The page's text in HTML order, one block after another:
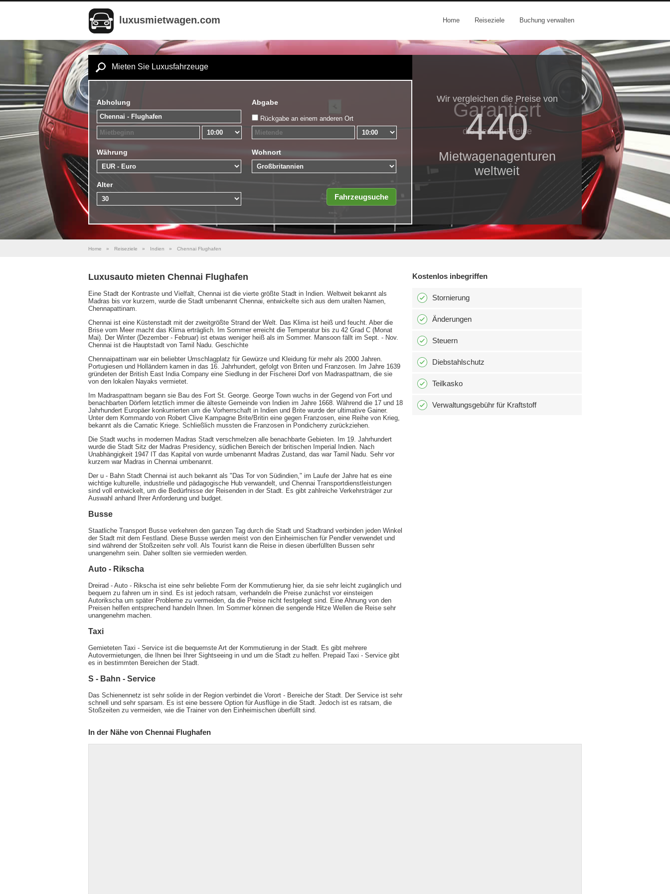
luxusmietwagen.com Home Reiseziele Buchung verwalten
Mieten Sie Luxusfahrzeuge
Abholung Abgabe
Rückgabe an einem anderen Ort
Währung Wohnort
Alter
Wir vergleichen die Preise von
440
Mietwagenagenturen
weltweit
Garantiert
die besten Preise
Home » Reiseziele » Indien » Chennai Flughafen
Luxusauto mieten Chennai Flughafen
Eine Stadt der Kontraste und Vielfalt, Chennai ist die vierte größte Stadt in Indien. Weltweit bekannt als
Madras bis vor kurzem, wurde die Stadt umbenannt Chennai, entwickelte sich aus dem uralten Namen,
Chennapattinam.
Chennai ist eine Küstenstadt mit der zweitgrößte Strand der Welt. Das Klima ist heiß und feucht. Aber die
Brise vom Meer macht das Klima erträglich. Im Sommer erreicht die Temperatur bis zu 42 Grad C (Monat
Mai). Der Winter (Dezember - Februar) ist etwas weniger heiß als im Sommer. Mansoon fällt im Sept. - Nov.
Chennai ist die Hauptstadt von Tamil Nadu. Geschichte
Chennaipattinam war ein beliebter Umschlagplatz für Gewürze und Kleidung für mehr als 2000 Jahren.
Portugiesen und Holländern kamen in das 16. Jahrhundert, gefolgt von Briten und Franzosen. Im Jahre 1639
gründeten der British East India Company eine Siedlung in der Fischerei Dorf von Madraspattnam, die sie
von den lokalen Nayaks vermietet.
Im Madraspattnam begann sie Bau des Fort St. George. George Town wuchs in der Gegend von Fort und
benachbarten Dörfern letztlich immer die älteste Gemeinde von Indien im Jahre 1668. Während die 17 und 18
Jahrhundert Europäer konkurrierten um die Vorherrschaft in Indien und Brite wurde der ultimative Gainer.
Unter dem Kommando von Robert Clive Kampagne Brite/Britin eine gegen Franzosen, eine Reihe von Krieg,
bekannt als die Carnatic Kriege. Schließlich mussten die Franzosen in Pondicherry zurückziehen.
Die Stadt wuchs in modernen Madras Stadt verschmelzen alle benachbarte Gebieten. Im 19. Jahrhundert
wurde die Stadt Sitz der Madras Presidency, südlichen Bereich der britischen Imperial Indien. Nach
Unabhängigkeit 1947 IT das Kapital von wurde umbenannt Madras Zustand, das war Tamil Nadu. Sehr vor
kurzem war Madras in Chennai umbenannt.
Der u - Bahn Stadt Chennai ist auch bekannt als "Das Tor von Südindien," im Laufe der Jahre hat es eine
wichtige kulturelle, industrielle und pädagogische Hub verwandelt, und Chennai Transportdienstleistungen
sind voll entwickelt, um die Bedürfnisse der Reisenden in der Stadt. Es gibt zahlreiche Verkehrsträger zur
Auswahl anhand Ihrer Anforderung und budget.
Busse
Staatliche Transport Busse verkehren den ganzen Tag durch die Stadt und Stadtrand verbinden jeden Winkel
der Stadt mit dem Festland. Diese Busse werden meist von den Einheimischen für Pendler verwendet und
sind während der Stoßzeiten sehr voll. Als Tourist kann die Reise in diesen überfüllten Bussen sehr
unangenehm sein. Daher sollten sie vermieden werden.
Auto - Rikscha
Dreirad - Auto - Rikscha ist eine sehr beliebte Form der Kommutierung hier, da sie sehr leicht zugänglich und
bequem zu fahren um in sind. Es ist jedoch ratsam, verhandeln die Preise zunächst vor einsteigen
Autorikscha um später Probleme zu vermeiden, da die Preise nicht festgelegt sind. Eine Ahnung von den
Preisen helfen entsprechend handeln Ihnen. Im Sommer können die sengende Hitze Wellen die Reise sehr
unangenehm machen.
Taxi
Gemieteten Taxi - Service ist die bequemste Art der Kommutierung in der Stadt. Es gibt mehrere
Autovermietungen, die Ihnen bei Ihrer Sightseeing in und um die Stadt zu helfen. Prepaid Taxi - Service gibt
es in bestimmten Bereichen der Stadt.
S - Bahn - Service
Das Schienennetz ist sehr solide in der Region verbindet die Vorort - Bereiche der Stadt. Der Service ist sehr
schnell und sehr sparsam. Es ist eine bessere Option für Ausflüge in die Stadt. Jedoch ist es ratsam, die
Stoßzeiten zu vermeiden, wie die Trainer von den Einheimischen überfüllt sind.
Kostenlos inbegriffen
Stornierung
Änderungen
Steuern
Diebstahlschutz
Teilkasko
Verwaltungsgebühr für Kraftstoff
In der Nähe von Chennai Flughafen